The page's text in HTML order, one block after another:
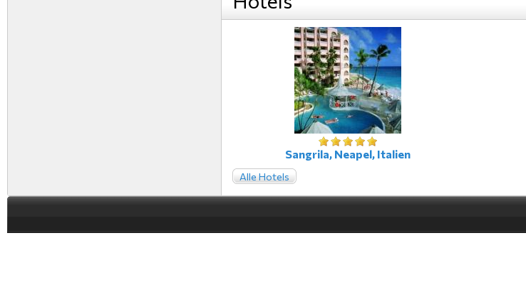
Sangrila, Neapel, Italien
Alle Hotels